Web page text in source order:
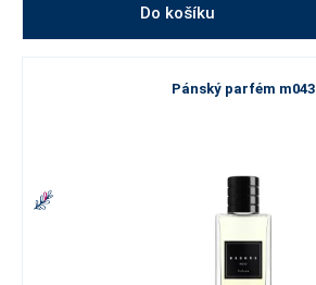
Do košíku
Pánský parfém m043